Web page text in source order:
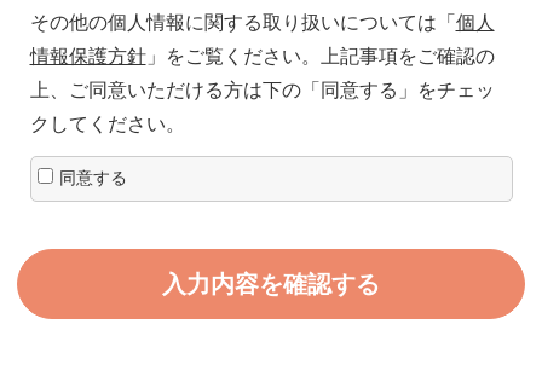
その他の個人情報に関する取り扱いについては「 個人
情報保護方針」をご覧ください。上記事項をご確認の
上、ご同意いただける方は下の「同意する」をチェッ
クしてください。
同意する